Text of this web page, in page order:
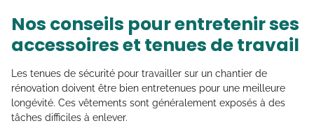
Nos conseils pour entretenir ses
accessoires et tenues de travail
Les tenues de sécurité pour travailler sur un chantier de
rénovation doivent être bien entretenues pour une meilleure
longévité. Ces vêtements sont généralement exposés à des
tâches difficiles à enlever.